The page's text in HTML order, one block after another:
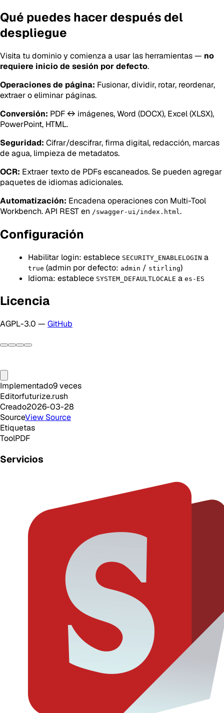
Qué puedes hacer después del
despliegue
Visita tu dominio y comienza a usar las herramientas — no
requiere inicio de sesión por defecto.
Operaciones de página: Fusionar, dividir, rotar, reordenar,
extraer o eliminar páginas.
Conversión: PDF ↔ imágenes, Word (DOCX), Excel (XLSX),
PowerPoint, HTML.
Seguridad: Cifrar/descifrar, firma digital, redacción, marcas
de agua, limpieza de metadatos.
OCR: Extraer texto de PDFs escaneados. Se pueden agregar
paquetes de idiomas adicionales.
Automatización: Encadena operaciones con Multi-Tool
Workbench. API REST en /swagger-ui/index.html .
Configuración
Habilitar login: establece SECURITY_ENABLELOGIN a
true (admin por defecto: admin / stirling)
Idioma: establece SYSTEM_DEFAULTLOCALE a es-ES
Licencia
AGPL-3.0 — GitHub
Implementado9veces
Editorfuturize.rush
Creado2026-03-28
SourceView Source
Etiquetas
ToolPDF
Servicios